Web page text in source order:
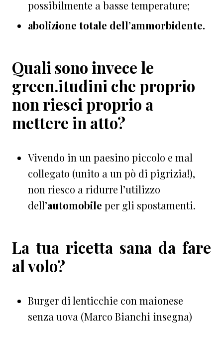
possibilmente a basse temperature;
abolizione totale dell’ammorbidente.
Quali sono invece le
green.itudini che proprio
non riesci proprio a
mettere in atto?
Vivendo in un paesino piccolo e mal
collegato (unito a un pò di pigrizia!),
non riesco a ridurre l’utilizzo
dell’automobile per gli spostamenti.
La tua ricetta sana da fare
al volo?
Burger di lenticchie con maionese
senza uova (Marco Bianchi insegna)